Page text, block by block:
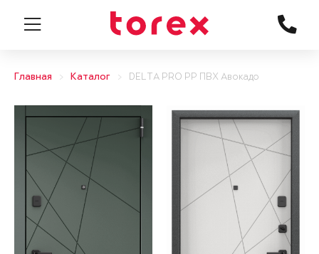
Главная Каталог DELTA PRO PP ПВХ Авокадо